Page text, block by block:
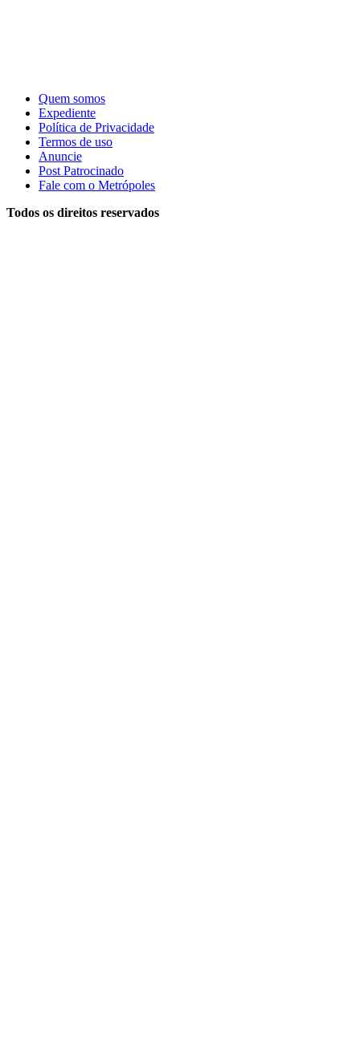
Quem somos
Expediente
Política de Privacidade
Termos de uso
Anuncie
Post Patrocinado
Fale com o Metrópoles
Todos os direitos reservados